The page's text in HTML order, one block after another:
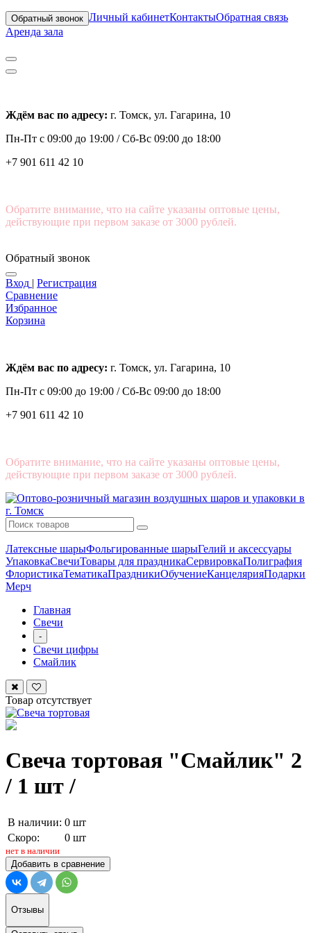
Обратный звонок Личный кабинетКонтактыОбратная связь
Аренда зала
Ждём вас по адресу: г. Томск, ул. Гагарина, 10
Пн-Пт с 09:00 до 19:00 /Сб-Вс 09:00 до 18:00
+7 901 611 42 10
Обратите внимание, что на сайте указаны оптовые цены,
действующие при первом заказе от 3000 рублей.
Обратный звонок
Вход | Регистрация
Сравнение
Избранное
Корзина
Ждём вас по адресу: г. Томск, ул. Гагарина, 10
Пн-Пт с 09:00 до 19:00 /Сб-Вс 09:00 до 18:00
+7 901 611 42 10
Обратите внимание, что на сайте указаны оптовые цены,
действующие при первом заказе от 3000 рублей.
Латексные шарыФольгированные шарыГелий и аксессуары
УпаковкаСвечиТовары для праздникаСервировкаПолиграфия
ФлористикаТематикаПраздникиОбучениеКанцелярияПодарки
Мерч
Главная
Свечи
-
Свечи цифры
Смайлик
Товар отсутствует
Свеча тортовая "Смайлик" 2
/ 1 шт /
В наличии: 0 шт
Скоро:
0 шт
нет в наличии
Добавить в сравнение
Отзывы